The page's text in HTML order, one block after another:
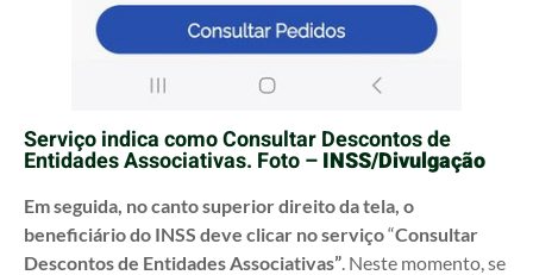
Serviço indica como Consultar Descontos de
Entidades Associativas. Foto –INSS/Divulgação
Em seguida, no canto superior direito da tela, o
beneficiário do INSS deve clicar no serviço“Consultar
Descontos de Entidades Associativas”. Neste momento, se